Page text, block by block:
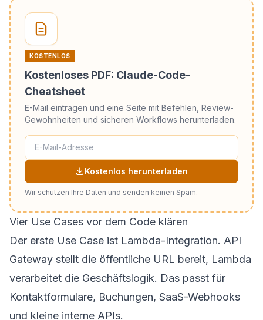
KOSTENLOS
Kostenloses PDF: Claude-Code-
Cheatsheet
E-Mail eintragen und eine Seite mit Befehlen, Review-
Gewohnheiten und sicheren Workflows herunterladen.
Kostenlos herunterladen
Wir schützen Ihre Daten und senden keinen Spam.
Vier Use Cases vor dem Code klären
Der erste Use Case ist Lambda-Integration. API
Gateway stellt die öffentliche URL bereit, Lambda
verarbeitet die Geschäftslogik. Das passt für
Kontaktformulare, Buchungen, SaaS-Webhooks
und kleine interne APIs.